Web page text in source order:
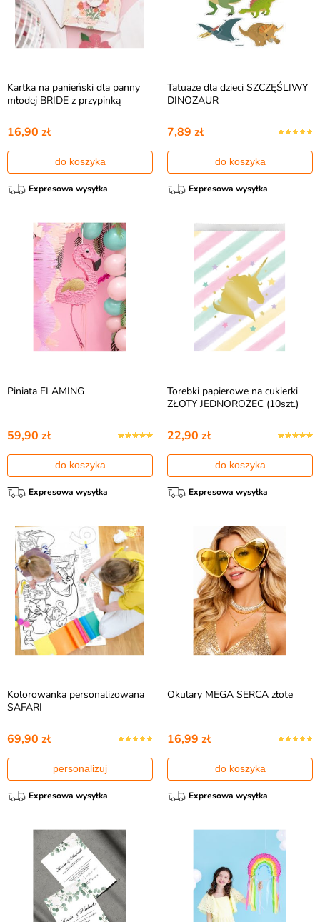
Kartka na panieński dla panny
młodej BRIDE z przypinką
16,90 zł
do koszyka
Expresowa wysyłka
Tatuaże dla dzieci SZCZĘŚLIWY
DINOZAUR
7,89 zł
do koszyka
Expresowa wysyłka
Piniata FLAMING
59,90 zł
do koszyka
Expresowa wysyłka
Torebki papierowe na cukierki
ZŁOTY JEDNOROŻEC (10szt.)
22,90 zł
do koszyka
Expresowa wysyłka
Kolorowanka personalizowana
SAFARI
69,90 zł
personalizuj
Expresowa wysyłka
Okulary MEGA SERCA złote
16,99 zł
do koszyka
Expresowa wysyłka